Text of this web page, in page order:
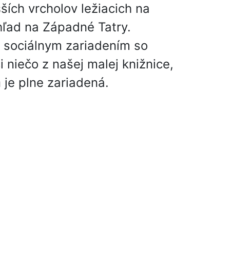
vrcholov ležiacich na
na Západné Tatry.
zariadením so
z našej malej knižnice,
plne zariadená.